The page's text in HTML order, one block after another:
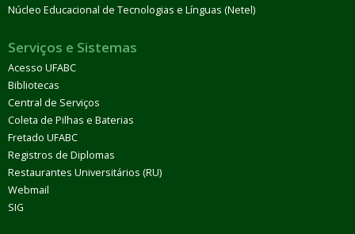
Núcleo Educacional de Tecnologias e Línguas (Netel)
Serviços e Sistemas
Acesso UFABC
Bibliotecas
Central de Serviços
Coleta de Pilhas e Baterias
Fretado UFABC
Registros de Diplomas
Restaurantes Universitários (RU)
Webmail
SIG